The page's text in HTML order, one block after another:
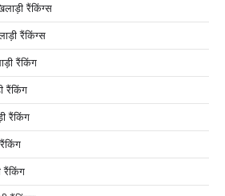
रैंकिंग्स
रैंकिंग्स
रैंकिंग
रैंकिंग
रैंकिंग
रैंकिंग